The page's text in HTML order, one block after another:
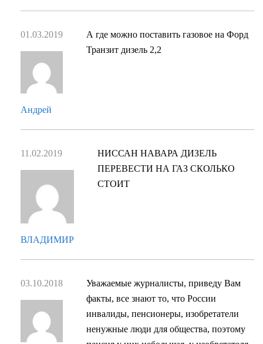
01.03.2019
Андрей
А где можно поставить газовое на Форд
Транзит дизель 2,2
11.02.2019
ВЛАДИМИР
НИССАН НАВАРА ДИЗЕЛЬ
ПЕРЕВЕСТИ НА ГАЗ СКОЛЬКО
СТОИТ
03.10.2018
Уважаемые журналисты, приведу Вам
факты, все знают то, что России
инвалиды, пенсионеры, изобретатели
ненужные люди для общества, поэтому